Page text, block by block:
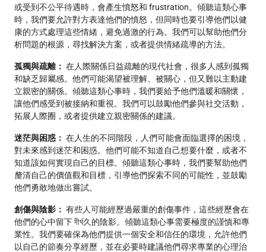
或受到不公平待遇時，會產生憤怒和 frustration。傾聽這類心事
時，我們要允許對方表達他們的憤怒，但同時也要引導他們以健
康的方式處理這些情緒，避免過激的行為。我們可以幫助他們分
析問題的根源，尋找解決方案，或者提供情緒疏導的方法。
孤獨與疏離： 在人際關係日益疏離的現代社會，很多人感到孤獨
和缺乏歸屬感。他們可能渴望被理解、被關心，但又難以主動建
立親密的關係。傾聽這類心事時，我們要給予他們溫暖和關懷，
讓他們感受到被接納和重視。我們可以鼓勵他們參與社交活動，
拓展人際圈，或者提供建立親密關係的建議。
迷茫與困惑： 在人生的不同階段，人們可能會面臨選擇的困境，
對未來感到迷茫和困惑。他們可能不知道自己想要什麼，或者不
知道該如何實現自己的目標。傾聽這類心事時，我們要幫助他們
釐清自己的價值觀和目標，引導他們探索不同的可能性，並鼓勵
他們勇敢地做出嘗試。
創傷與陰影： 有些人可能經歷過嚴重的創傷事件，這些經歷會在
他們的心中留下 দীর্ঘ久的陰影。傾聽這類心事需要極度的謹慎和專
業性。我們要確保為他們提供一個安全和信任的環境，允許他們
以自己的節奏分享經歷，並在必要時建議他們尋求專業的心理治